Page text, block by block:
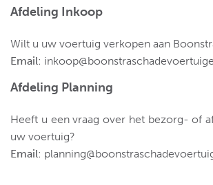
Afdeling Inkoop
Wilt u uw voertuig verkopen aan
Email:
Afdeling Planning
Heeft u een vraag over het bezorg- of
uw voertuig?
Email: